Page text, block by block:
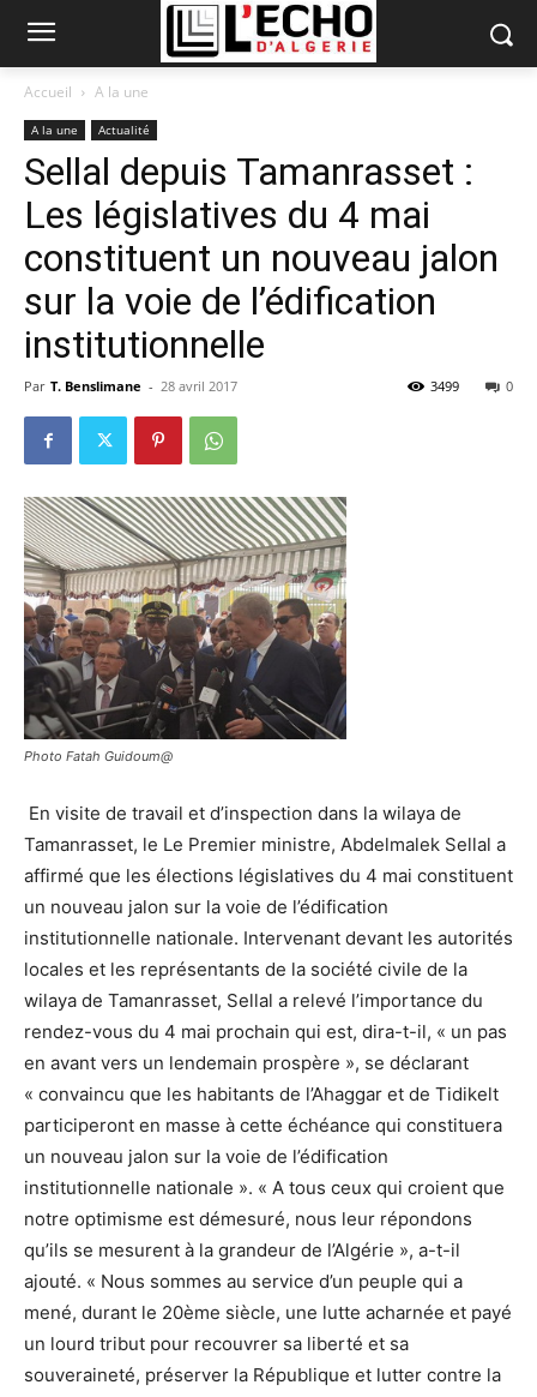
Accueil A la une
A la une Actualité
Sellal depuis Tamanrasset :
Les législatives du 4 mai
constituent un nouveau jalon
sur la voie de l’édification
institutionnelle
Par T. Benslimane - 28 avril 2017 0
3499
Photo Fatah Guidoum@
En visite de travail et d’inspection dans la wilaya de
Tamanrasset, le Le Premier ministre, Abdelmalek Sellal a
affirmé que les élections législatives du 4 mai constituent
un nouveau jalon sur la voie de l’édification
institutionnelle nationale. Intervenant devant les autorités
locales et les représentants de la société civile de la
wilaya de Tamanrasset, Sellal a relevé l’importance du
rendez-vous du 4 mai prochain qui est, dira-t-il, « un pas
en avant vers un lendemain prospère », se déclarant
« convaincu que les habitants de l’Ahaggar et de Tidikelt
participeront en masse à cette échéance qui constituera
un nouveau jalon sur la voie de l’édification
institutionnelle nationale ». « A tous ceux qui croient que
notre optimisme est démesuré, nous leur répondons
qu’ils se mesurent à la grandeur de l’Algérie », a-t-il
ajouté. « Nous sommes au service d’un peuple qui a
mené, durant le 20ème siècle, une lutte acharnée et payé
un lourd tribut pour recouvrer sa liberté et sa
souveraineté, préserver la République et lutter contre la